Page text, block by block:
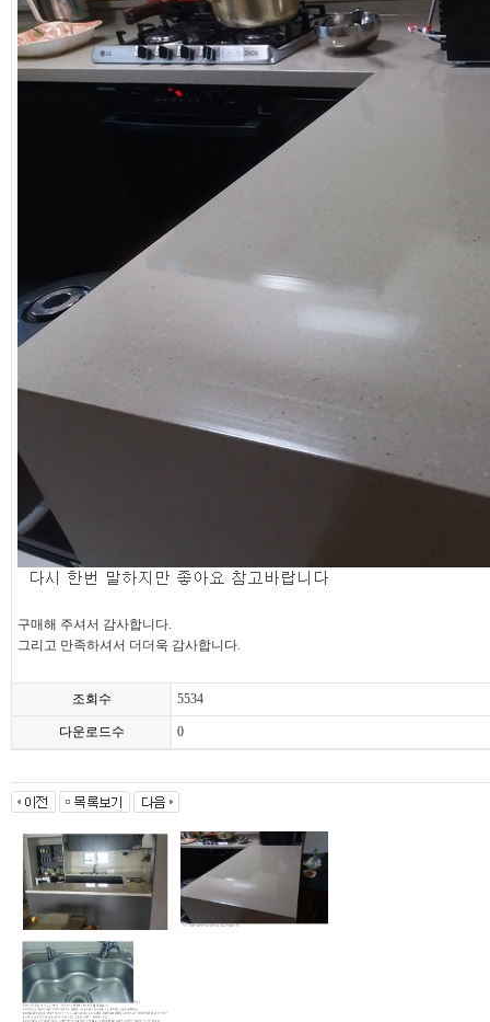
구매해 주셔서 감사합니다.
그리고 만족하셔서 더더욱 감사합니다.
조회수 5534
다운로드수 0